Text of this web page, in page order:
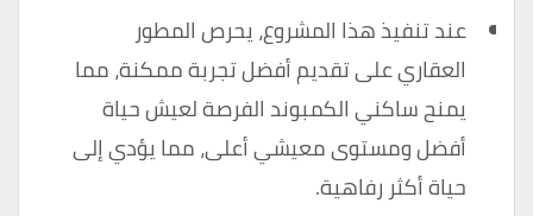
عند تنفيذ هذا المشروع، يحرص المطور
العقاري على تقديم أفضل تجربة ممكنة، مما
يمنح ساكني الكمبوند الفرصة لعيش حياة
أفضل ومستوى معيشي أعلى، مما يؤدي إلى
حياة أكثر رفاهية.